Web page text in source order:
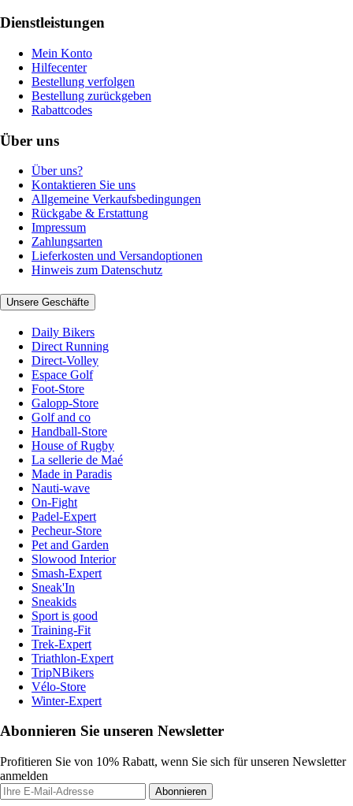
Dienstleistungen
Mein Konto
Hilfecenter
Bestellung verfolgen
Bestellung zurückgeben
Rabattcodes
Über uns
Über uns?
Kontaktieren Sie uns
Allgemeine Verkaufsbedingungen
Rückgabe & Erstattung
Impressum
Zahlungsarten
Lieferkosten und Versandoptionen
Hinweis zum Datenschutz
Unsere Geschäfte
Daily Bikers
Direct Running
Direct-Volley
Espace Golf
Foot-Store
Galopp-Store
Golf and co
Handball-Store
House of Rugby
La sellerie de Maé
Made in Paradis
Nauti-wave
On-Fight
Padel-Expert
Pecheur-Store
Pet and Garden
Slowood Interior
Smash-Expert
Sneak'In
Sneakids
Sport is good
Training-Fit
Trek-Expert
Triathlon-Expert
TripNBikers
Vélo-Store
Winter-Expert
Abonnieren Sie unseren Newsletter
Profitieren Sie von 10% Rabatt, wenn Sie sich für unseren Newsletter
anmelden
Abonnieren